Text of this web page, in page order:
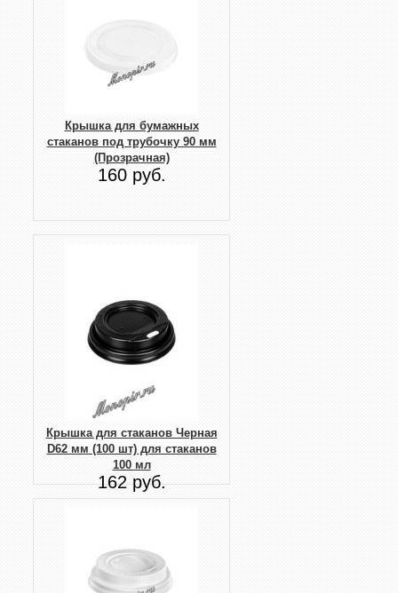
Крышка для бумажных
стаканов под трубочку 90 мм
(Прозрачная)
160 руб.
Крышка для стаканов Черная
D62 мм (100 шт) для стаканов
100 мл
162 руб.